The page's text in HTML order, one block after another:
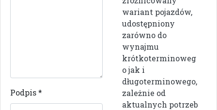
Podpis*
wariant pojazdów,
udostępniony
zarówno do
wynajmu
krótkoterminoweg
o jak i
długoterminowego,
zależnie od
aktualnych potrzeb